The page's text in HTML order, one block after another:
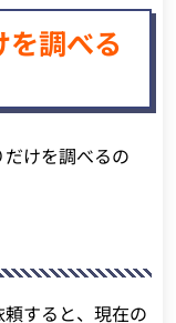
を調べる
けを調べるの
すると、現在の